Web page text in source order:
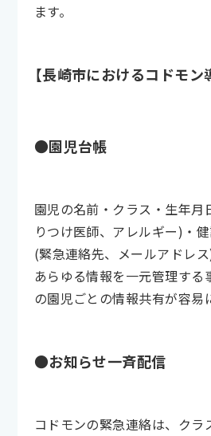
ます。
【長崎市におけるコドモン
●園児台帳
園児の名前・クラス・生年
りつけ医師、アレルギー)・
(緊急連絡先、メールアドレ
あらゆる情報を一元管理する
の園児ごとの情報共有が容易
●お知らせ一斉配信
コドモンの緊急連絡は、クラ